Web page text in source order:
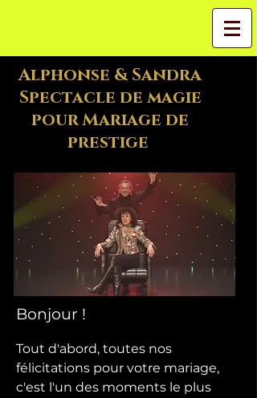
Alphonse & Sandra
Spectacle de magie
pour Mariage de
prestige
Bonjour !
Tout d'abord, toutes nos
félicitations pour votre mariage,
c'est l'un des moments le plus